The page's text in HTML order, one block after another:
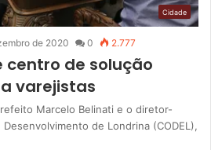
Cidade
de 2020 0 2.777
centro de solução
varejistas
Marcelo Belinati e o diretor-
de Londrina (CODEL),